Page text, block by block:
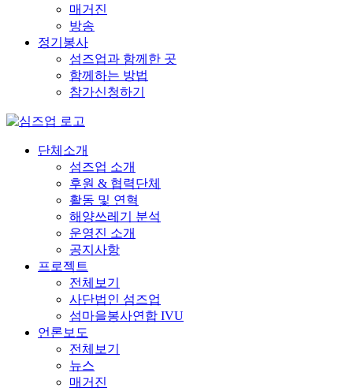
매거진
방송
정기봉사
섬즈업과 함께한 곳
함께하는 방법
참가신청하기
단체소개
섬즈업 소개
후원 & 협력단체
활동 및 연혁
해양쓰레기 분석
운영진 소개
공지사항
프로젝트
전체보기
사단법인 섬즈업
섬마을봉사연합 IVU
언론보도
전체보기
뉴스
매거진